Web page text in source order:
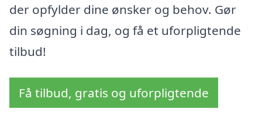
der opfylder dine ønsker og behov. Gør
din søgning i dag, og få et uforpligtende
tilbud!
Få tilbud, gratis og uforpligtende